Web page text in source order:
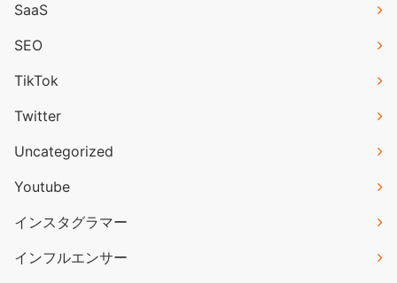
SaaS
SEO
TikTok
Twitter
Uncategorized
Youtube
インスタグラマー
インフルエンサー